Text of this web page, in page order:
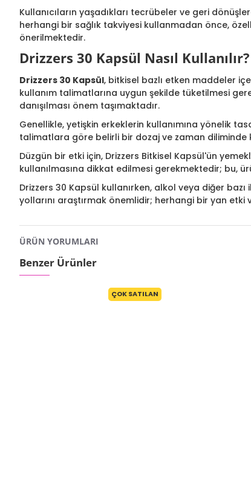
Kullanıcıların yaşadıkları tecrübeler ve geri
herhangi bir sağlık takviyesi kullanmadan önce,
önerilmektedir.
Drizzers 30 Kapsül Nasıl Kullanılır?
Drizzers 30 Kapsül, bitkisel bazlı etken maddeler
kullanım talimatlarına uygun şekilde tüketilmesi
danışılması önem taşımaktadır.
Genellikle, yetişkin erkeklerin kullanımına yönelik
talimatlara göre belirli bir dozaj ve zaman diliminde
Düzgün bir etki için, Drizzers Bitkisel Kapsül'ün
kullanılmasına dikkat edilmesi gerekmektedir; bu,
Drizzers 30 Kapsül kullanırken, alkol veya diğer
yollarını araştırmak önemlidir; herhangi bir yan
ÜRÜN YORUMLARI
Benzer Ürünler
ÇOK SATILAN